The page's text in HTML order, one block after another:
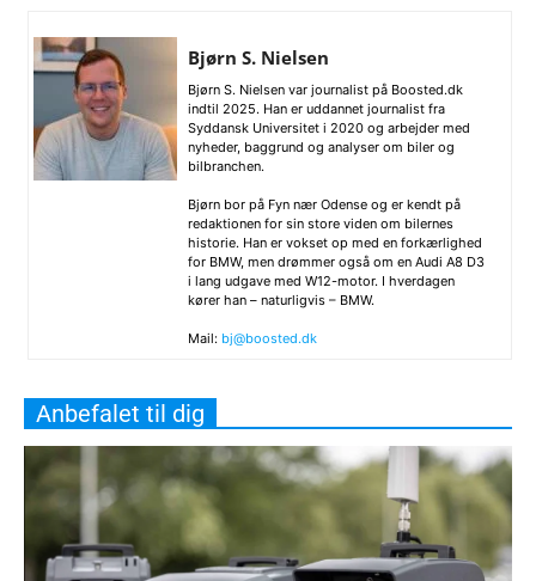
Bjørn S. Nielsen
Bjørn S. Nielsen var journalist på Boosted.dk
indtil 2025. Han er uddannet journalist fra
Syddansk Universitet i 2020 og arbejder med
nyheder, baggrund og analyser om biler og
bilbranchen.
Bjørn bor på Fyn nær Odense og er kendt på
redaktionen for sin store viden om bilernes
historie. Han er vokset op med en forkærlighed
for BMW, men drømmer også om en Audi A8 D3
i lang udgave med W12-motor. I hverdagen
kører han – naturligvis – BMW.
Mail: bj@boosted.dk